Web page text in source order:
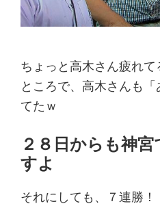
ちょっと高木さん疲れて
ところで、高木さんも
てたｗ
２８日からも神
すよ
それにしても、７連勝！